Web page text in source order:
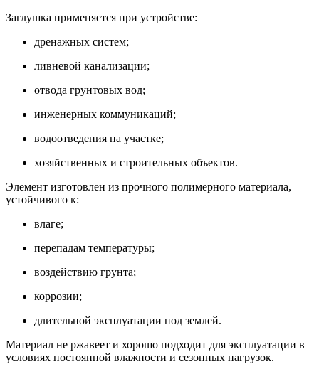
Заглушка применяется при устройстве:
дренажных систем;
ливневой канализации;
отвода грунтовых вод;
инженерных коммуникаций;
водоотведения на участке;
хозяйственных и строительных объектов.
Элемент изготовлен из прочного полимерного материала,
устойчивого к:
влаге;
перепадам температуры;
воздействию грунта;
коррозии;
длительной эксплуатации под землей.
Материал не ржавеет и хорошо подходит для эксплуатации в
условиях постоянной влажности и сезонных нагрузок.